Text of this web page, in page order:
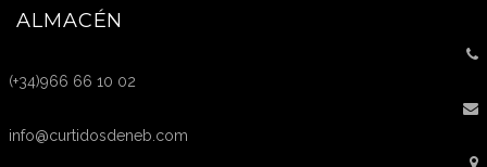
ALMACÉN
(+34)966 66 10 02
info@curtidosdeneb.com